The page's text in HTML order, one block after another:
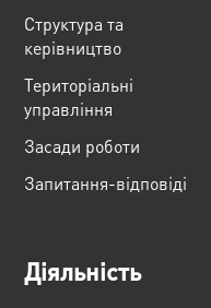
Структура та
керівництво
Територіальні
управління
Засади роботи
Запитання-відповіді
Діяльність